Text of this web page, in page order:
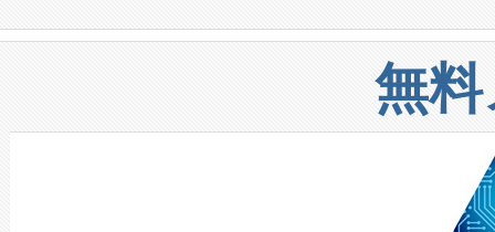
構造化トレーニングカリキュ
上げおよび商用化段階におけ
設備整備および立ち上げ調整
加組織は、Enzeneのバイオ
選定された製品について、自
安全性を追跡し、確保する事
増加しているデータセンター
る電力網に大きな負担をかけ
事業者の負担軽減という課題
系統連系を迅速にし、ピーク
や穀物倉庫におけるバルク材
リューション「Avia 2」を発
したAvia 2は、1,000メート
狭視野のFOVを切り替えるこ
ケーブル、枝などの細かな対
無